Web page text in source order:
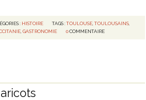
: HISTOIRE TAGS :TOULOUSE ,TOULOUSAINS
,GASTRONOMIE 0 COMMENTAIRE